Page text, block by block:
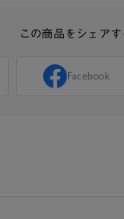
この商品をシェアす
Facebook